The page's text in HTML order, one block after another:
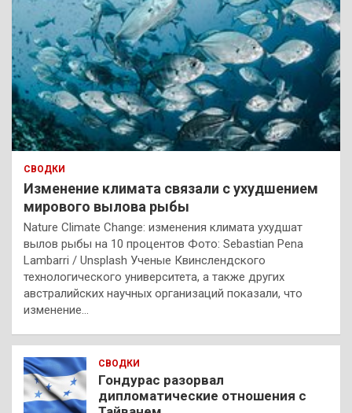
СВОДКИ
Изменение климата связали с ухудшением
мирового вылова рыбы
Nature Climate Change: изменения климата ухудшат
вылов рыбы на 10 процентов Фото: Sebastian Pena
Lambarri / Unsplash Ученые Квинслендского
технологического университета, а также других
австралийских научных организаций показали, что
изменение…
СВОДКИ
Гондурас разорвал
дипломатические отношения с